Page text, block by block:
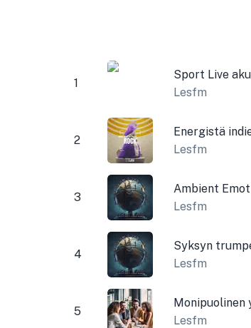
1
Lesfm
2
Energistä
Lesfm
3
Ambient
Lesfm
4
Lesfm
5
Lesfm